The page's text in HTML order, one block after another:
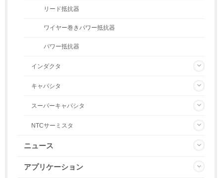
リード抵抗器
ワイヤー巻きパワー抵抗器
パワー抵抗器
インダクタ
キャパシタ
スーパーキャパシタ
NTCサーミスタ
ニュース
アプリケーション